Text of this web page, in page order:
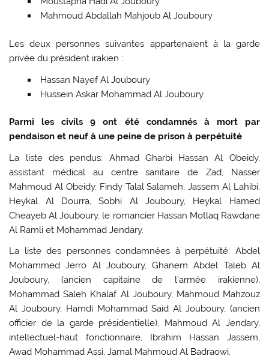
Mahmoud Abdallah Mahjoub Al Jouboury
Les deux personnes suivantes appartenaient à la garde
privée du président irakien :
Hassan Nayef Al Jouboury
Hussein Askar Mohammad Al Jouboury
Parmi les civils 9 ont été condamnés à mort par
pendaison et neuf à une peine de prison à perpétuité
La liste des pendus: Ahmad Gharbi Hassan Al Obeidy,
assistant médical au centre sanitaire de Zad, Nasser
Mahmoud Al Obeidy, Findy Talal Salameh, Jassem Al Lahibi,
Heykal Al Dourra, Sobhi Al Jouboury, Heykal Hamed
Cheayeb Al Jouboury, le romancier Hassan Motlaq Rawdane
Al Ramli et Mohammad Jendary.
La liste des personnes condamnées à perpétuité: Abdel
Mohammed Jerro Al Jouboury, Ghanem Abdel Taleb Al
Jouboury, (ancien capitaine de l’armée irakienne),
Mohammad Saleh Khalaf Al Jouboury, Mahmoud Mahzouz
Al Jouboury, Hamdi Mohammad Said Al Jouboury, (ancien
officier de la garde présidentielle), Mahmoud Al Jendary,
intellectuel-haut fonctionnaire, Ibrahim Hassan Jassem,
Awad Mohammad Assi, Jamal Mahmoud Al Badraowi.